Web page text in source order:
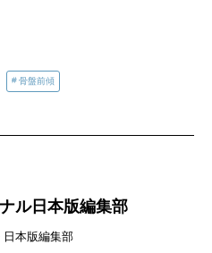
骨盤前傾
ル日本版編集部
日本版編集部